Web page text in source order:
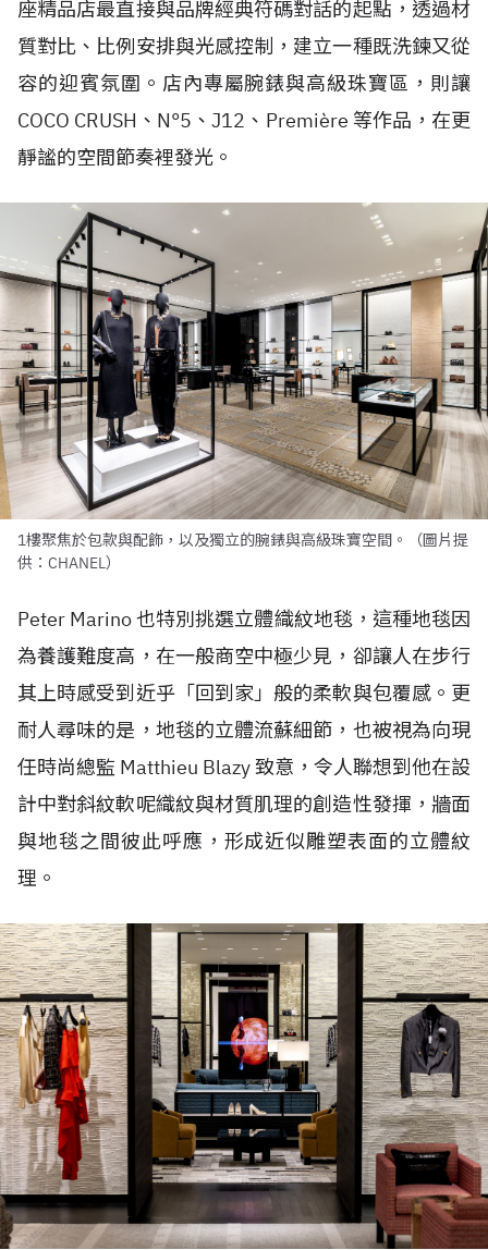
座精品店最直接與品牌經典符碼對話的起點，透過材
質對比、比例安排與光感控制，建立一種既洗鍊又從
容的迎賓氛圍。店內專屬腕錶與高級珠寶區，則讓
COCO CRUSH、N°5、J12、Première 等作品，在更
靜謐的空間節奏裡發光。
1樓聚焦於包款與配飾，以及獨立的腕錶與高級珠寶空間。（圖片提
供：CHANEL）
Peter Marino 也特別挑選立體織紋地毯，這種地毯因
為養護難度高，在一般商空中極少見，卻讓人在步行
其上時感受到近乎「回到家」般的柔軟與包覆感。更
耐人尋味的是，地毯的立體流蘇細節，也被視為向現
任時尚總監 Matthieu Blazy 致意，令人聯想到他在設
計中對斜紋軟呢織紋與材質肌理的創造性發揮，牆面
與地毯之間彼此呼應，形成近似雕塑表面的立體紋
理。